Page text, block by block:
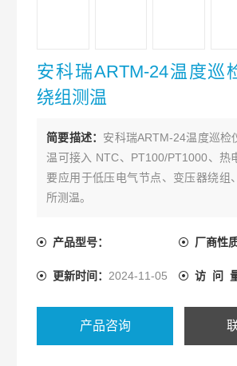
安科瑞ARTM-24温度巡
绕组测温
简要描述： 安科瑞ARTM-24温度巡检
温可接入 NTC、PT100/PT1000、热
要应用于低压电气节点、变压器绕组
所测温。
产品型号： 厂商性质
更新时间： 2024-11-05 访 问 量
产品咨询